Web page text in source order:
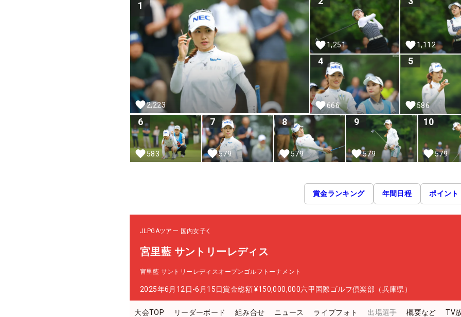
1
2,223
1,251 1,112
4
666
5
586
6
583
7
579
8
579
9
579
10
579
賞金ランキング 年間日程 ポイント
JLPGAツアー 国内女子
宮里藍 サントリーレディス
宮里藍 サントリーレディスオープンゴルフトーナメント
2025年6月12日-6月15日賞金総額 ¥150,000,000六甲国際ゴルフ倶楽部（兵庫県）
大会TOP リーダーボード 組み合せ ニュース ライブフォト 出場選手 概要など TV